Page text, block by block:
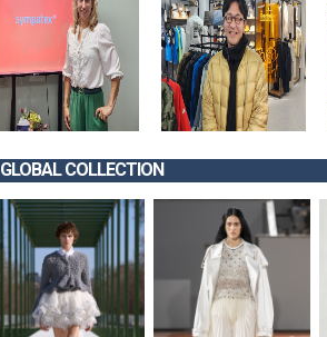
GLOBAL COLLECTION